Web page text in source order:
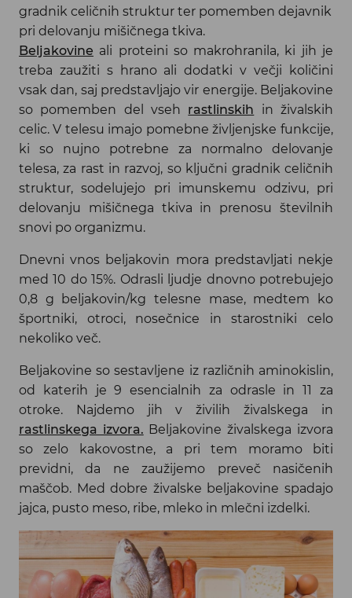
gradnik celičnih struktur ter pomemben dejavnik
pri delovanju mišičnega tkiva.
Beljakovine ali proteini so makrohranila, ki jih je
treba zaužiti s hrano ali dodatki v večji količini
vsak dan, saj predstavljajo vir energije. Beljakovine
so pomemben del vseh rastlinskih in živalskih
celic. V telesu imajo pomebne življenjske funkcije,
ki so nujno potrebne za normalno delovanje
telesa, za rast in razvoj, so ključni gradnik celičnih
struktur, sodelujejo pri imunskemu odzivu, pri
delovanju mišičnega tkiva in prenosu številnih
snovi po organizmu.
Dnevni vnos beljakovin mora predstavljati nekje
med 10 do 15%. Odrasli ljudje dnovno potrebujejo
0,8 g beljakovin/kg telesne mase, medtem ko
športniki, otroci, nosečnice in starostniki celo
nekoliko več.
Beljakovine so sestavljene iz različnih aminokislin,
od katerih je 9 esencialnih za odrasle in 11 za
otroke. Najdemo jih v živilih živalskega in
rastlinskega izvora. Beljakovine živalskega izvora
so zelo kakovostne, a pri tem moramo biti
previdni, da ne zaužijemo preveč nasičenih
maščob. Med dobre živalske beljakovine spadajo
jajca, pusto meso, ribe, mleko in mlečni izdelki.